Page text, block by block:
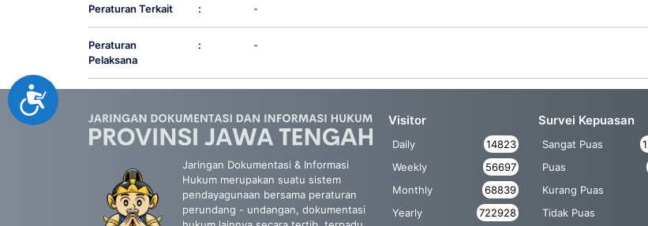
Accessibility
Peraturan Terkait : -
Peraturan
Pelaksana
: -
Jaringan Dokumentasi & Informasi
Hukum merupakan suatu sistem
pendayagunaan bersama peraturan
perundang - undangan, dokumentasi
Visitor
Daily
14823
Weekly
56697
Monthly
68839
Yearly
722928
Survei Kepuasan
Sangat Puas
Puas
Kurang Puas
Tidak Puas